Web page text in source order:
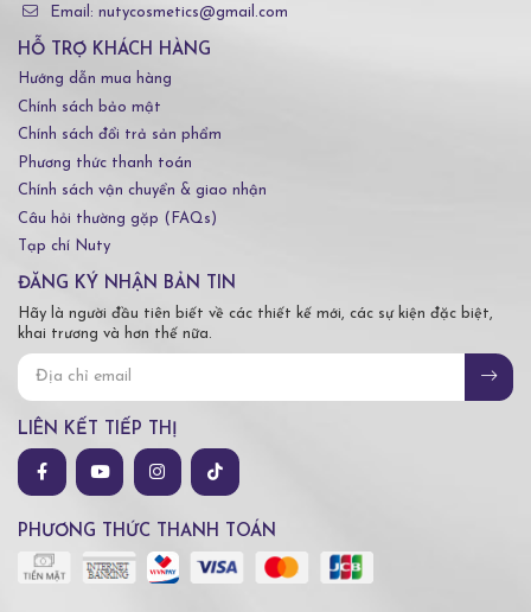
Email: nutycosmetics@gmail.com
HỖ TRỢ KHÁCH HÀNG
Hướng dẫn mua hàng
Chính sách bảo mật
Chính sách đổi trả sản phẩm
Phương thức thanh toán
Chính sách vận chuyển & giao nhận
Câu hỏi thường gặp (FAQs)
Tạp chí Nuty
ĐĂNG KÝ NHẬN BẢN TIN
Hãy là người đầu tiên biết về các thiết kế mới, các sự kiện đặc biệt,
khai trương và hơn thế nữa.
LIÊN KẾT TIẾP THỊ
PHƯƠNG THỨC THANH TOÁN